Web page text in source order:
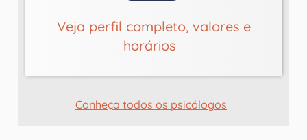
Veja perfil completo, valores e
horários
Conheça todos os psicólogos